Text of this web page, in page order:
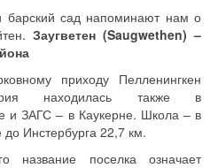
сад напоминают нам о
Заугветен (Saugwethen) –
приходу Пелленингкен
находилась также в
и ЗАГС – в Каукерне. Школа – в
Инстербурга 22,7 км.
название поселка означает